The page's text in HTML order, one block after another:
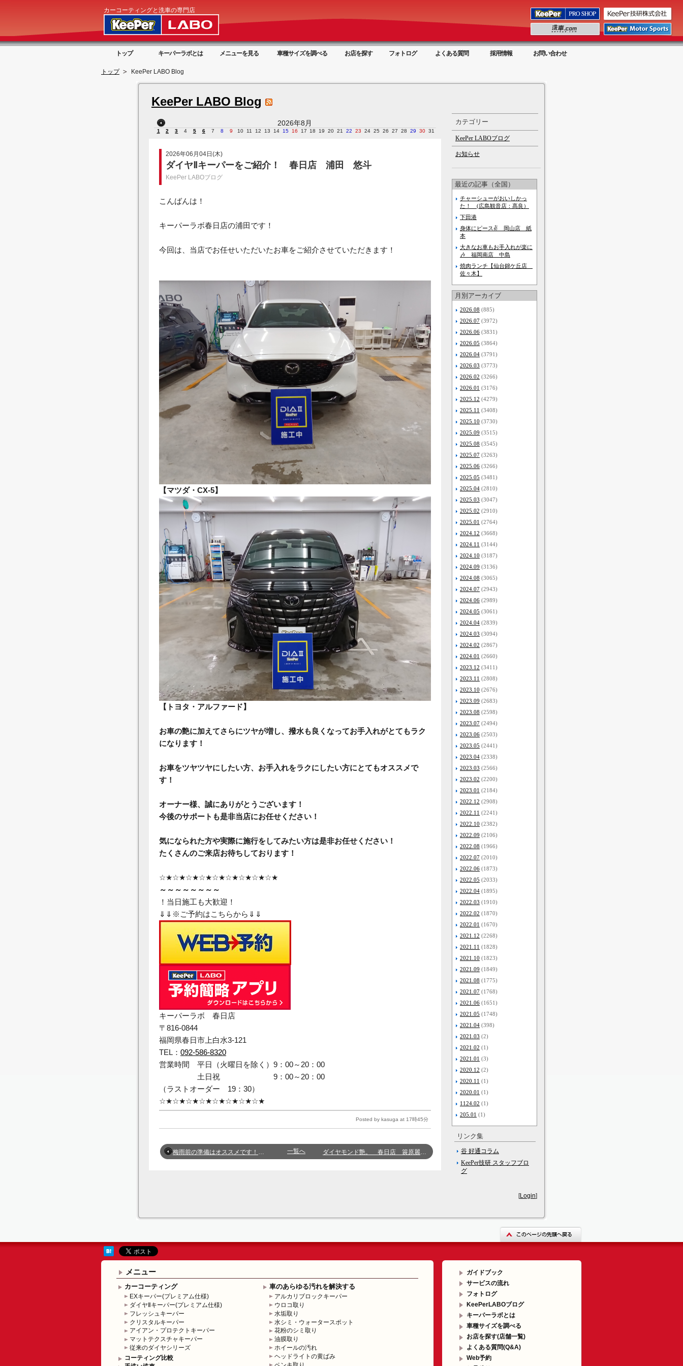
カーコーティングと洗車の専門店
トップ キーパーラボとは メニューを見る 車種サイズを調べる お店を探す フォトログ よくある質問 採用情報 お問い合わせ
トップ KeePer LABO Blog
KeePer LABO Blog
2026年8月
1 2 3 4 5 6 7 8 9 10 11 12 13 14 15 16 17 18 19 20 21 22 23 24 25 26 27 28 29 30 31
2026年06月04日(木)
ダイヤⅡキーパーをご紹介！ 春日店 浦田 悠斗
KeePer LABOブログ
こんばんは！
キーパーラボ春日店の浦田です！
今回は、当店でお任せいただいたお車をご紹介させていただきます！
【マツダ・CX-5】
【トヨタ・アルファード】
お車の艶に加えてさらにツヤが増し、撥水も良くなってお手入れがとてもラク
になります！
お車をツヤツヤにしたい方、お手入れをラクにしたい方にとてもオススメで
す！
オーナー様、誠にありがとうございます！
今後のサポートも是非当店にお任せください！
気になられた方や実際に施行をしてみたい方は是非お任せください！
たくさんのご来店お待ちしております！
☆★☆★☆★☆★☆★☆★☆★☆★☆★
～～ ～～ ～～ ～～
！当日施工も大歓迎！
⇓⇓※ご予約はこちらから⇓⇓
キーパーラボ 春日店
〒816-0844
福岡県春日市上白水3-121
TEL： 092-586-8320
営業時間 平日（火曜日を除く）9：00～20：00
土日祝 9：00～20：00
（ラストオーダー 19：30）
☆★☆★☆★☆★☆★☆★☆★☆★
Posted by kasuga at 17時45分
梅雨前の準備はオススメです！ 春日店 福崎 桂斗 一覧へ
カテゴリー
KeePer LABOブログ
お知らせ
最近の記事（全国）
チャーシューがおいしかっ
た！ (広島観音店：髙良）
下田港
身体にピース✌ 岡山店 紙
本
大きなお車もお手入れが楽に
🎶 福岡南店 中島
焼肉ランチ【仙台錦ケ丘店
佐々木】
月別アーカイブ
2026.08 (885)
2026.07 (3972)
2026.06 (3831)
2026.05 (3864)
2026.04 (3791)
2026.03 (3773)
2026.02 (3266)
2026.01 (3176)
2025.12 (4279)
2025.11 (3408)
2025.10 (3730)
2025.09 (3515)
2025.08 (3545)
2025.07 (3263)
2025.06 (3266)
2025.05 (3481)
2025.04 (2810)
2025.03 (3047)
2025.02 (2910)
2025.01 (2764)
2024.12 (3668)
2024.11 (3144)
2024.10 (3187)
2024.09 (3136)
2024.08 (3065)
2024.07 (2943)
2024.06 (2989)
2024.05 (3061)
2024.04 (2839)
2024.03 (3094)
2024.02 (2867)
2024.01 (2660)
2023.12 (3411)
2023.11 (2808)
2023.10 (2676)
2023.09 (2683)
2023.08 (2598)
2023.07 (2494)
2023.06 (2503)
2023.05 (2441)
2023.04 (2338)
2023.03 (2566)
2023.02 (2200)
2023.01 (2184)
2022.12 (2908)
2022.11 (2241)
2022.10 (2382)
2022.09 (2106)
2022.08 (1966)
2022.07 (2010)
2022.06 (1873)
2022.05 (2033)
2022.04 (1895)
2022.03 (1910)
2022.02 (1870)
2022.01 (1670)
2021.12 (2268)
2021.11 (1828)
2021.10 (1823)
2021.09 (1849)
2021.08 (1775)
2021.07 (1768)
2021.06 (1651)
2021.05 (1748)
2021.04 (398)
2021.03 (2)
2021.02 (1)
2021.01 (3)
2020.12 (2)
2020.11 (1)
2020.01 (1)
1124.02 (1)
205.01 (1)
リンク集
谷 好通コラム
KeePer技研 スタッフブロ
グ
[Login]
メニュー
カーコーティング
EXキーパー(プレミアム仕様)
ダイヤⅡキーパー(プレミアム仕様)
フレッシュキーパー
クリスタルキーパー
アイアン・プロテクトキーパー
マットテクスチャキーパー
従来のダイヤシリーズ
コーティング比較
車のあらゆる汚れを解決する
アルカリブロックキーパー
ウロコ取り
水垢取り
水シミ・ウォータースポット
花粉のシミ取り
油膜取り
ホイールの汚れ
ヘッドライトの黄ばみ
ガイドブック
サービスの流れ
フォトログ
KeePerLABOブログ
キーパーラボとは
車種サイズを調べる
お店を探す(店舗一覧)
よくある質問(Q&A)
Web予約